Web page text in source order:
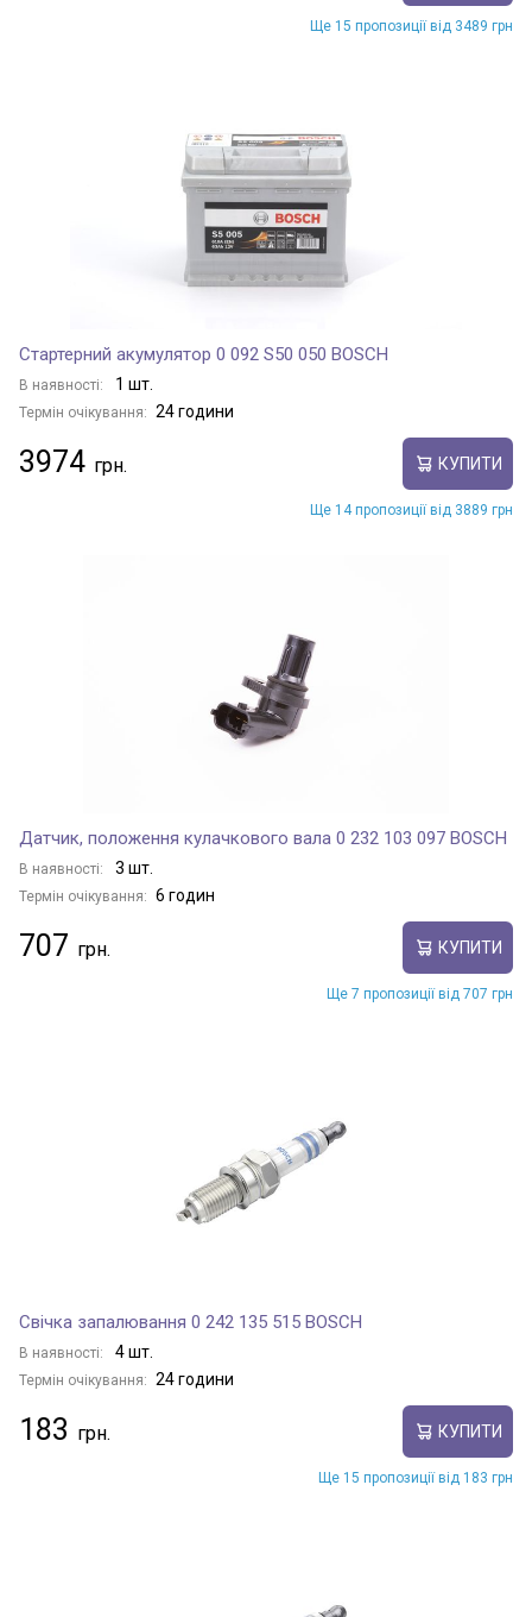
Ще 15 пропозиції від 3489 грн
Стартерний акумулятор 0 092 S50 050 BOSCH
В наявності: 1 шт.
Термін очікування: 24 години
3974 КУПИТИ
Ще 14 пропозиції від 3889 грн
Датчик, положення кулачкового вала 0 232 103 097 BOSCH
В наявності: 3 шт.
Термін очікування: 6 годин
707 КУПИТИ
Ще 7 пропозиції від 707 грн
Свічка запалювання 0 242 135 515 BOSCH
В наявності: 4 шт.
Термін очікування: 24 години
183 КУПИТИ
Ще 15 пропозиції від 183 грн